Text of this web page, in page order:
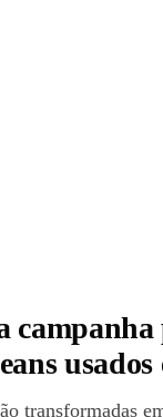
usados
transformadas